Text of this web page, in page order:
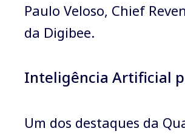
Paulo Veloso, Chief
da Digibee.
Inteligência Artificial
Um dos destaques da